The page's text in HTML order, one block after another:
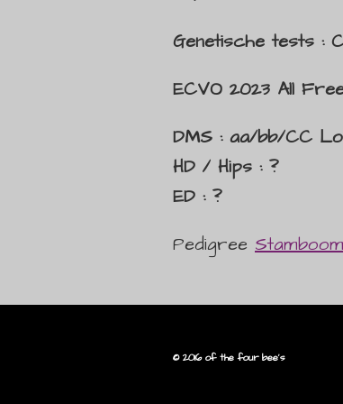
Genetische tests :
ECVO 2023 All
DMS : aa/bb/CC
HD / Hips : ?
ED : ?
Pedigree
© 2016 of the four bee's